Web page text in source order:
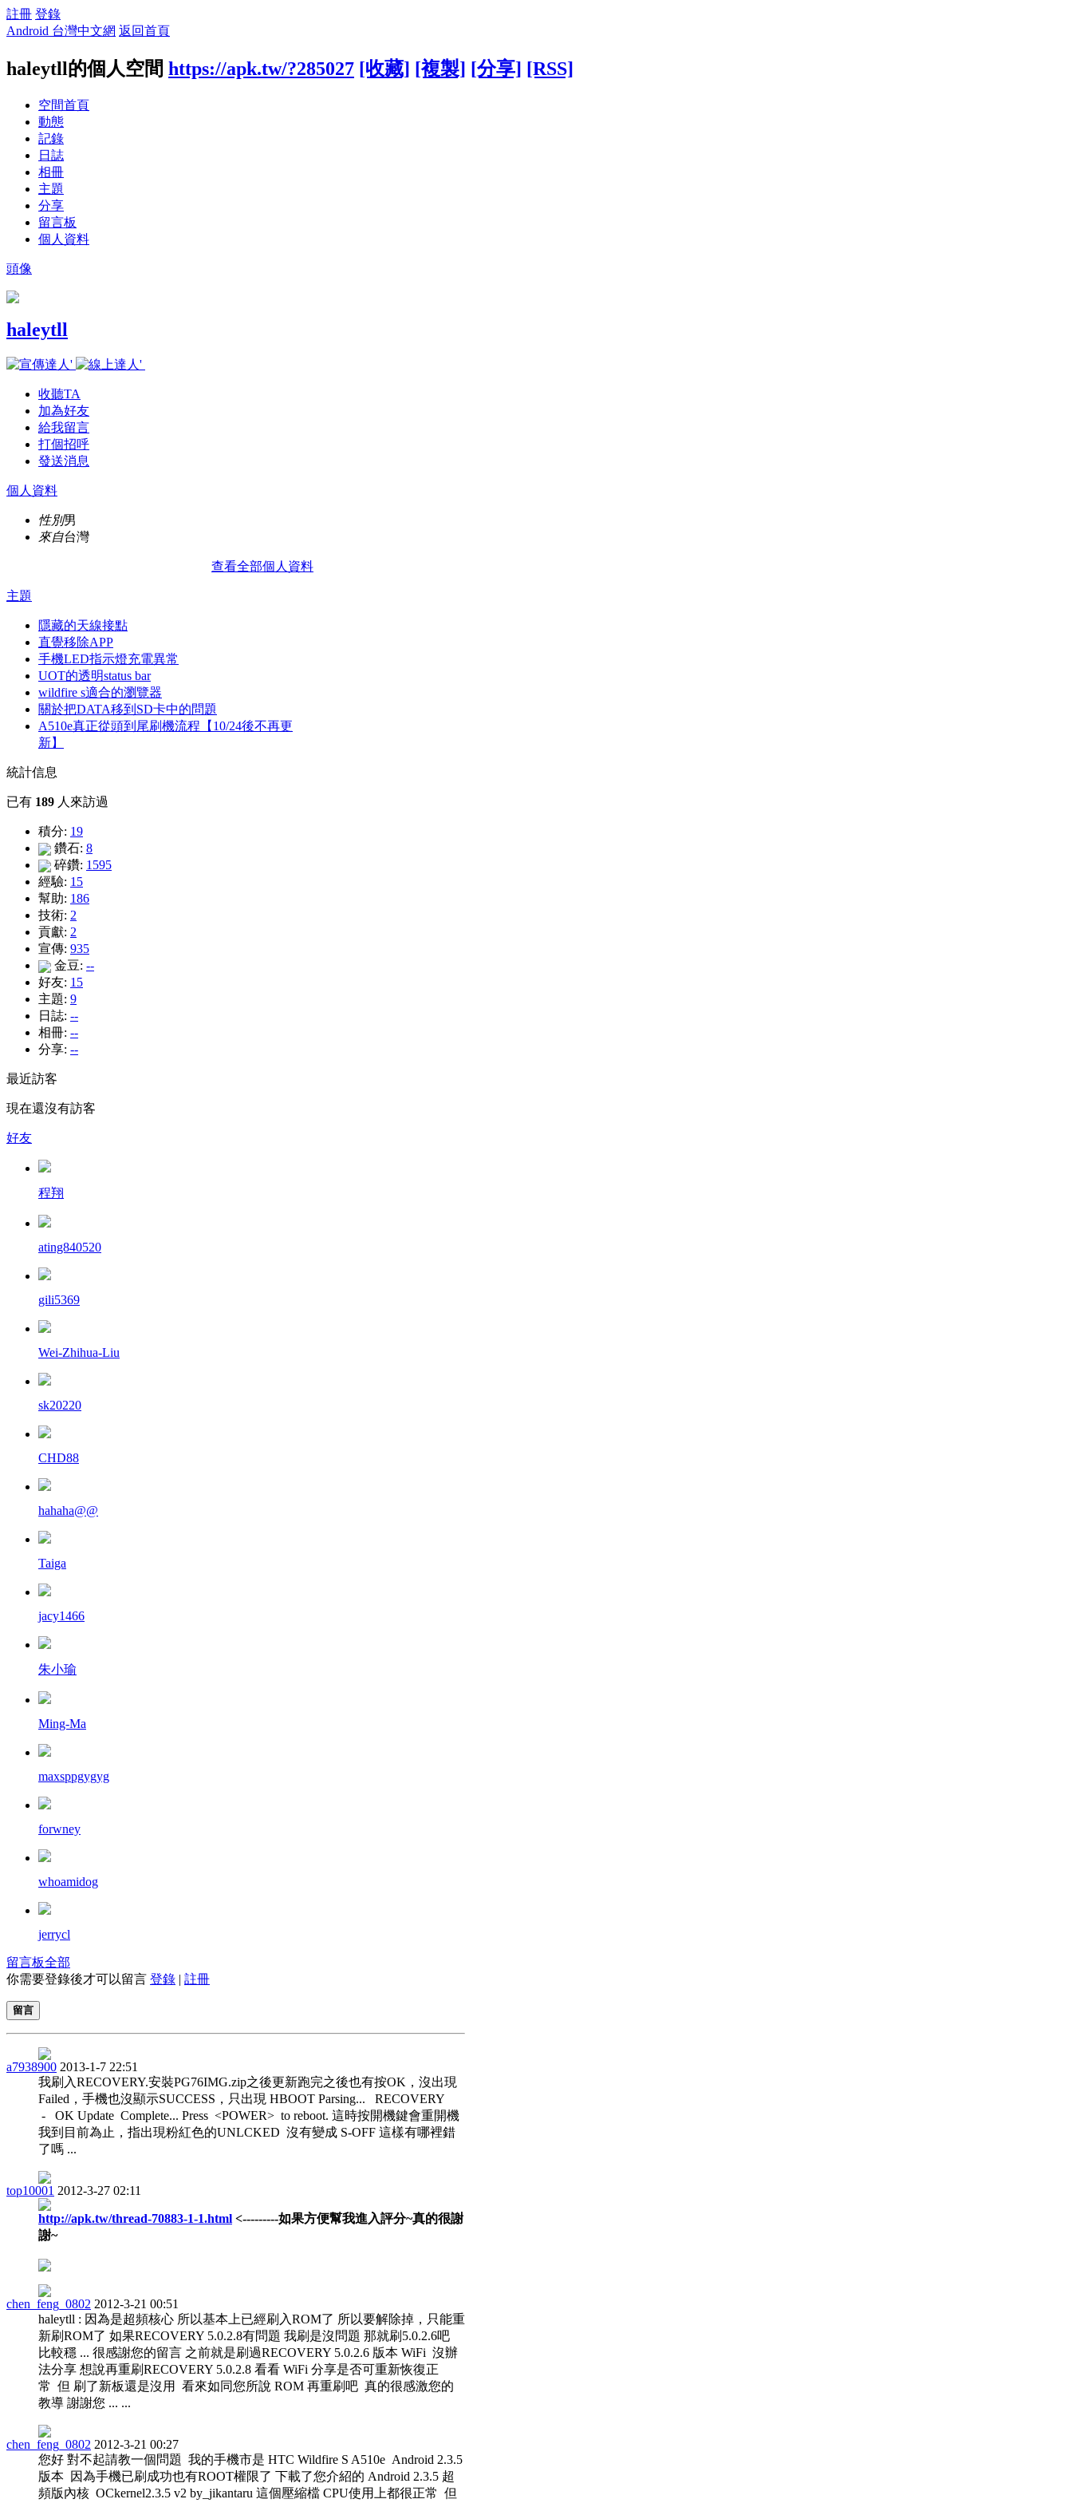
註冊 登錄
Android 台灣中文網 返回首頁
haleytll的個人空間 https://apk.tw/?285027 [收藏] [複製] [分享] [RSS]
空間首頁
動態
記錄
日誌
相冊
主題
分享
留言板
個人資料
頭像
haleytll
收聽TA
加為好友
給我留言
打個招呼
發送消息
個人資料
性別男
來自台灣
查看全部個人資料
主題
隱藏的天線接點
直覺移除APP
手機LED指示燈充電異常
UOT的透明status bar
wildfire s適合的瀏覽器
關於把DATA移到SD卡中的問題
A510e真正從頭到尾刷機流程【10/24後不再更
新】
統計信息
已有 189 人來訪過
積分: 19
鑽石: 8
碎鑽: 1595
經驗: 15
幫助: 186
技術: 2
貢獻: 2
宣傳: 935
金豆: --
好友: 15
主題: 9
日誌: --
相冊: --
分享: --
最近訪客
現在還沒有訪客
好友
程翔
ating840520
gili5369
Wei-Zhihua-Liu
sk20220
CHD88
hahaha@@
Taiga
jacy1466
朱小瑜
Ming-Ma
maxsppgygyg
forwney
whoamidog
jerrycl
留言板全部
你需要登錄後才可以留言 登錄 | 註冊
留言
a7938900 2013-1-7 22:51
我刷入RECOVERY.安裝PG76IMG.zip之後更新跑完之後也有按OK，沒出現
Failed，手機也沒顯示SUCCESS，只出現 HBOOT Parsing... RECOVERY
- OK Update Complete... Press <POWER> to reboot. 這時按開機鍵會重開機
我到目前為止，指出現粉紅色的UNLCKED 沒有變成 S-OFF 這樣有哪裡錯
了嗎 ...
top10001 2012-3-27 02:11
http://apk.tw/thread-70883-1-1.html <---------如果方便幫我進入評分~真的很謝
謝~
chen_feng_0802 2012-3-21 00:51
haleytll : 因為是超頻核心 所以基本上已經刷入ROM了 所以要解除掉，只能重
新刷ROM了 如果RECOVERY 5.0.2.8有問題 我刷是沒問題 那就刷5.0.2.6吧
比較穩 ... 很感謝您的留言 之前就是刷過RECOVERY 5.0.2.6 版本 WiFi 沒辦
法分享 想說再重刷RECOVERY 5.0.2.8 看看 WiFi 分享是否可重新恢復正
常 但 刷了新板還是沒用 看來如同您所說 ROM 再重刷吧 真的很感激您的
教導 謝謝您 ... ...
chen_feng_0802 2012-3-21 00:27
您好 對不起請教一個問題 我的手機市是 HTC Wildfire S A510e Android 2.3.5
版本 因為手機已刷成功也有ROOT權限了 下載了您介紹的 Android 2.3.5 超
頻版內核 OCkernel2.3.5 v2 by_jikantaru 這個壓縮檔 CPU使用上都很正常 但